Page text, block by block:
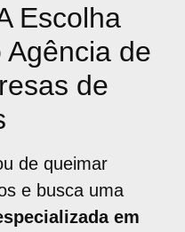
Escolha
de
de
de queimar
e busca uma
em